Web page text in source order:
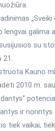
lengvai galima
su
21.
Kauno
2010 m.
dantys”
ir norintys
tiek vaikai,